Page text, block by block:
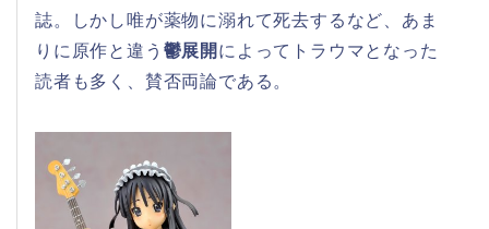
誌。しかし唯が薬物に溺れて死去するなど、あま
りに原作と違う 鬱展開 によってトラウマとなった
読者も多く、賛否両論である。